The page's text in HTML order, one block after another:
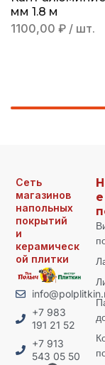
мм 1.8 м
1100,00 ₽ / шт.
Сеть
магазинов
напольных
покрытий
и
керамическ
ой плитки
+7 983
191 21 52
+7 913
543 05 50
е